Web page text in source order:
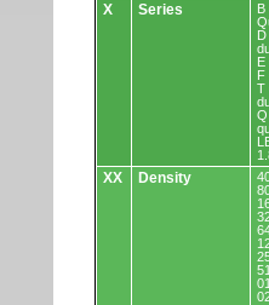
X Series
B
E
F
T
Q
XX Density